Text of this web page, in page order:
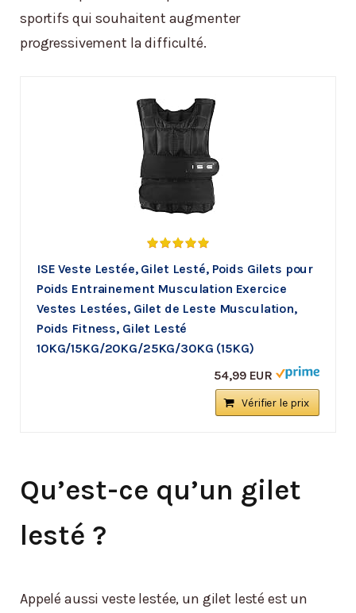
sportifs qui souhaitent augmenter
progressivement la difficulté.
ISE Veste Lestée, Gilet Lesté, Poids Gilets pour
Poids Entrainement Musculation Exercice
Vestes Lestées, Gilet de Leste Musculation,
Poids Fitness, Gilet Lesté
10KG/15KG/20KG/25KG/30KG (15KG)
54,99 EUR
Vérifier le prix
Qu’est-ce qu’un gilet
lesté ?
Appelé aussi veste lestée, un gilet lesté est un